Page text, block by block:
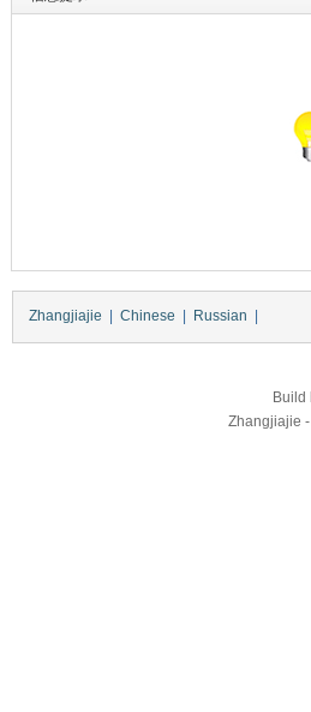
Zhangjiajie Chinese Russian
Build
Zhangjiajie